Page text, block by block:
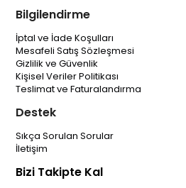
Bilgilendirme
İptal ve İade Koşulları
Mesafeli Satış Sözleşmesi
Gizlilik ve Güvenlik
Kişisel Veriler Politikası
Teslimat ve Faturalandırma
Destek
Sıkça Sorulan Sorular
İletişim
Bizi Takipte Kal